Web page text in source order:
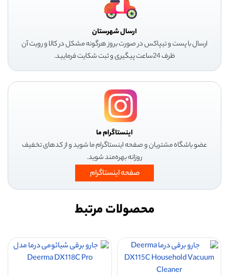
ارسال شهرستان
ارسال با پست و تیپاکس در صورت بروز هرگونه مشکل در کالا و رویت آن
ظرف 24ساعت پیگیری و ثبت شکایت فرمایید.
اینستاگرام ما
عضو باشگاه مشتریان و صفحه اینستاگرام ما شوید و از کدهای تخفیف
روزانه بهره‌مند شوید.
صفحه اینستاگرام
محصولات مرتبط